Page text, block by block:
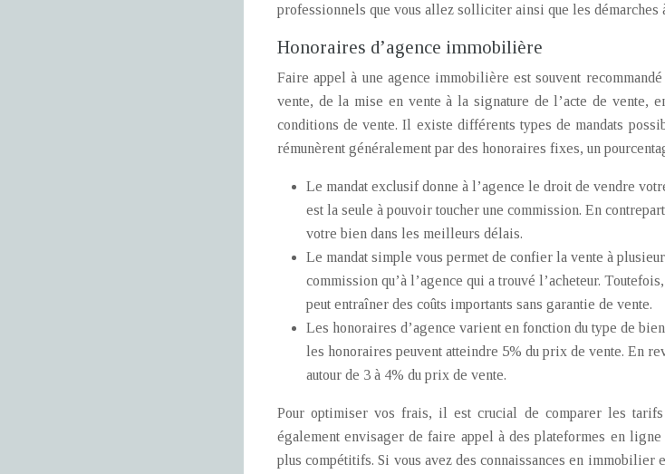
professionnels que vous allez solliciter ainsi que les démarches
Honoraires d’agence immobilière
Faire appel à une agence immobilière est souvent
vente, de la mise en vente à la signature de l’acte de vente,
conditions de vente. Il existe différents types de mandats
rémunèrent généralement par des honoraires fixes, un
Le mandat exclusif donne à l’agence le droit de vendre
est la seule à pouvoir toucher une commission. En
votre bien dans les meilleurs délais.
Le mandat simple vous permet de confier la vente à
commission qu’à l’agence qui a trouvé l’acheteur.
peut entraîner des coûts importants sans garantie de vente.
Les honoraires d’agence varient en fonction du type de
les honoraires peuvent atteindre 5% du prix de vente. En
autour de 3 à 4% du prix de vente.
Pour optimiser vos frais, il est crucial de comparer les
également envisager de faire appel à des plateformes en
plus compétitifs. Si vous avez des connaissances en immobilier